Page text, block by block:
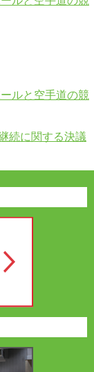
ルと空手道の競
続に関する決議